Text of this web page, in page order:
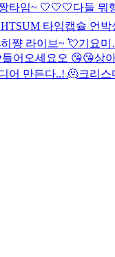
타임~ 🤍🤍🤍다들 뭐
타임캡슐 언
히쨩 라이브~ 💘기요
들어오세요오 😘😘상
어 만든다..! 🫠크리스